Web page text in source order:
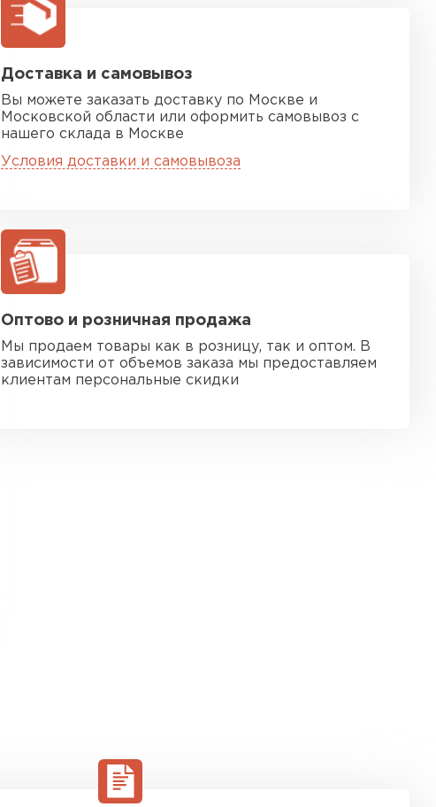
Доставка и самовывоз
Вы можете заказать доставку по Москве и
Московской области или оформить самовывоз с
нашего склада в Москве
Условия доставки и самовывоза
Оптово и розничная продажа
Мы продаем товары как в розницу, так и оптом. В
зависимости от объемов заказа мы предоставляем
клиентам персональные скидки